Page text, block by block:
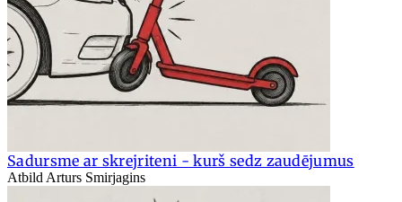
Sadursme ar skrejriteni - kurš sedz zaudējumus
Atbild Arturs Smirjagins